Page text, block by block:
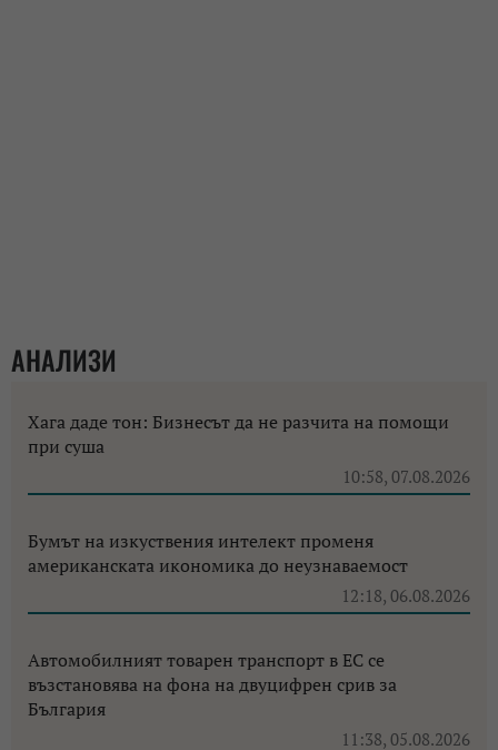
АНАЛИЗИ
Хага даде тон: Бизнесът да не разчита на помощи
при суша
10:58, 07.08.2026
Бумът на изкуствения интелект променя
американската икономика до неузнаваемост
12:18, 06.08.2026
Автомобилният товарен транспорт в ЕС се
възстановява на фона на двуцифрен срив за
България
11:38, 05.08.2026